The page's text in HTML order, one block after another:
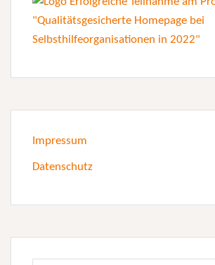
Impressum
Datenschutz